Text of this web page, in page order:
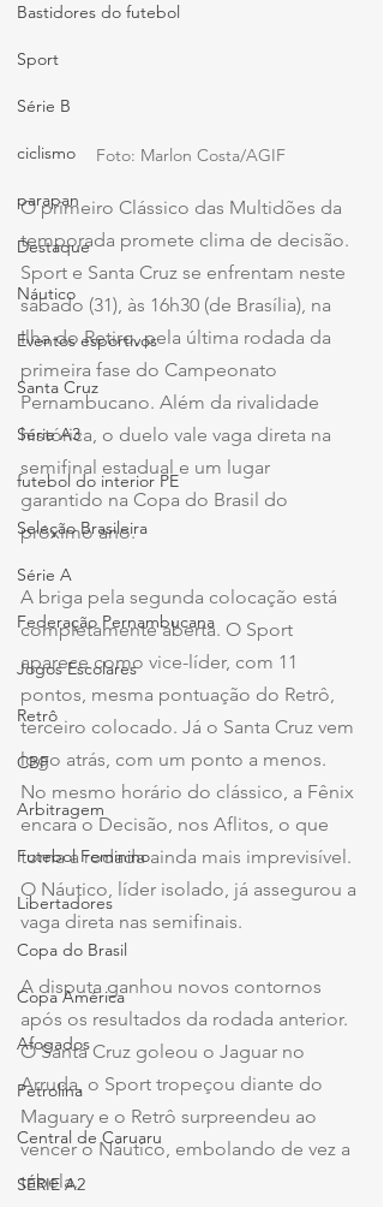
Bastidores do futebol
Sport
Série B
ciclismo
parapan
Destaque
Náutico
Eventos esportivos
Santa Cruz
Série A3
futebol do interior PE
Seleção Brasileira
Série A
Federação Pernambucana
Jogos Escolares
Retrô
CBF
Arbitragem
Futebol Feminino
Libertadores
Copa do Brasil
Copa América
Afogados
Petrolina
Central de Caruaru
SÉRIE A2
Foto: Marlon Costa/AGIF
O primeiro Clássico das Multidões da
temporada promete clima de decisão.
Sport e Santa Cruz se enfrentam neste
sábado (31), às 16h30 (de Brasília), na
Ilha do Retiro, pela última rodada da
primeira fase do Campeonato
Pernambucano. Além da rivalidade
histórica, o duelo vale vaga direta na
semifinal estadual e um lugar
garantido na Copa do Brasil do
próximo ano.
A briga pela segunda colocação está
completamente aberta. O Sport
aparece como vice-líder, com 11
pontos, mesma pontuação do Retrô,
terceiro colocado. Já o Santa Cruz vem
logo atrás, com um ponto a menos.
No mesmo horário do clássico, a Fênix
encara o Decisão, nos Aflitos, o que
torna a rodada ainda mais imprevisível.
O Náutico, líder isolado, já assegurou a
vaga direta nas semifinais.
A disputa ganhou novos contornos
após os resultados da rodada anterior.
O Santa Cruz goleou o Jaguar no
Arruda, o Sport tropeçou diante do
Maguary e o Retrô surpreendeu ao
vencer o Náutico, embolando de vez a
tabela.